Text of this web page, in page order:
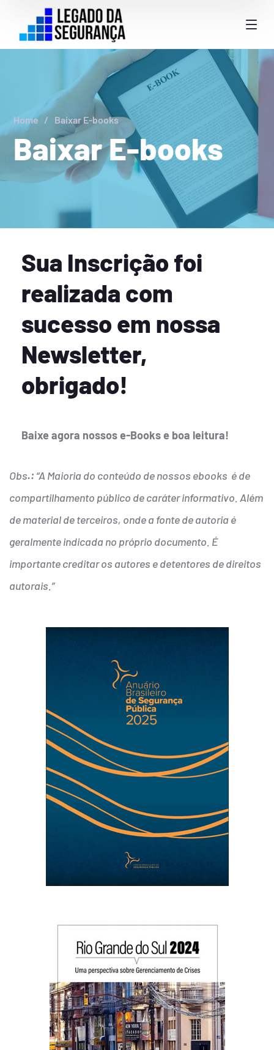
Baixar E-books
Home Baixar E-books
Sua Inscrição foi
realizada com
sucesso em nossa
Newsletter,
obrigado!
Baixe agora nossos e-Books e boa leitura!
Obs.: “A Maioria do conteúdo de nossos ebooks é de
compartilhamento público de caráter informativo. Além
de material de terceiros, onde a fonte de autoria é
geralmente indicada no próprio documento. É
importante creditar os autores e detentores de direitos
autorais.”